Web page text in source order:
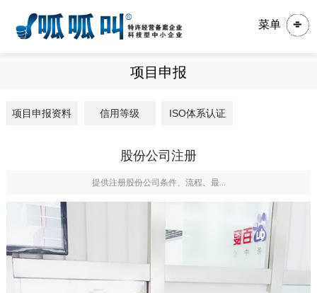
菜单
项目申报
项目申报资料 信用等级 ISO体系认证
股份公司注册
提供注册股份公司条件、流程、最...